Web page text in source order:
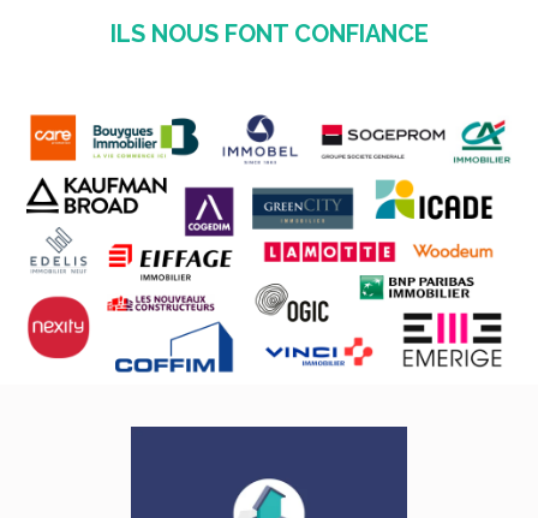
ILS NOUS FONT CONFIANCE